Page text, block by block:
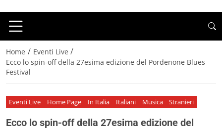
Home / Eventi Live /
Ecco lo spin-off della 27esima edizione del Pordenone Blues
Festival
Eventi Live Home Page In Italia Italiani Musica Stranieri
Ecco lo spin-off della 27esima edizione del